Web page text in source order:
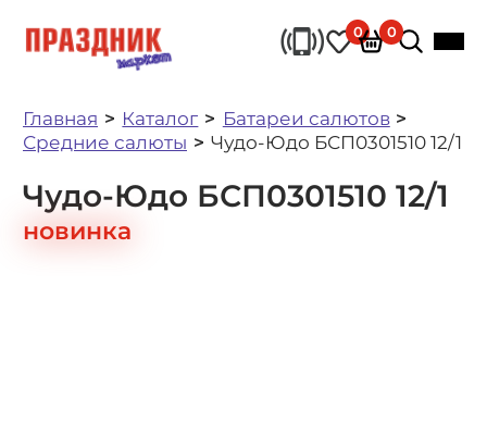
0 0
Главная Каталог
Батареи салютов
Средние салюты
Чудо-Юдо БСП0301510 12/1
Чудо-Юдо БСП0301510 12/1
новинка